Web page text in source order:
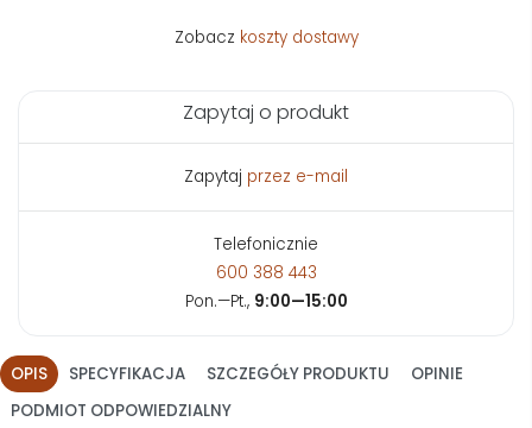
Zobacz koszty dostawy
Zapytaj o produkt
Zapytaj przez e-mail
Telefonicznie
600 388 443
Pon.—Pt., 9:00—15:00
OPIS SPECYFIKACJA SZCZEGÓŁY PRODUKTU
OPINIE
PODMIOT ODPOWIEDZIALNY